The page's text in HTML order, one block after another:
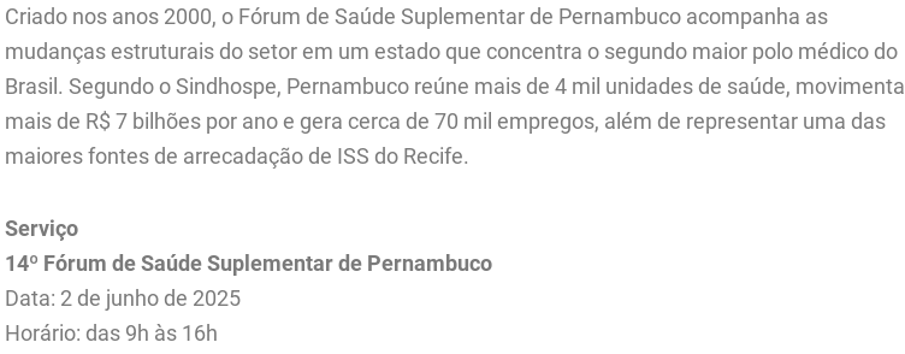
Criado nos anos 2000, o Fórum de Saúde Suplementar de Pernambuco acompanha as
mudanças estruturais do setor em um estado que concentra o segundo maior polo médico do
Brasil. Segundo o Sindhospe, Pernambuco reúne mais de 4 mil unidades de saúde, movimenta
mais de R$ 7 bilhões por ano e gera cerca de 70 mil empregos, além de representar uma das
maiores fontes de arrecadação de ISS do Recife.
Serviço
14º Fórum de Saúde Suplementar de Pernambuco
Data: 2 de junho de 2025
Horário: das 9h às 16h